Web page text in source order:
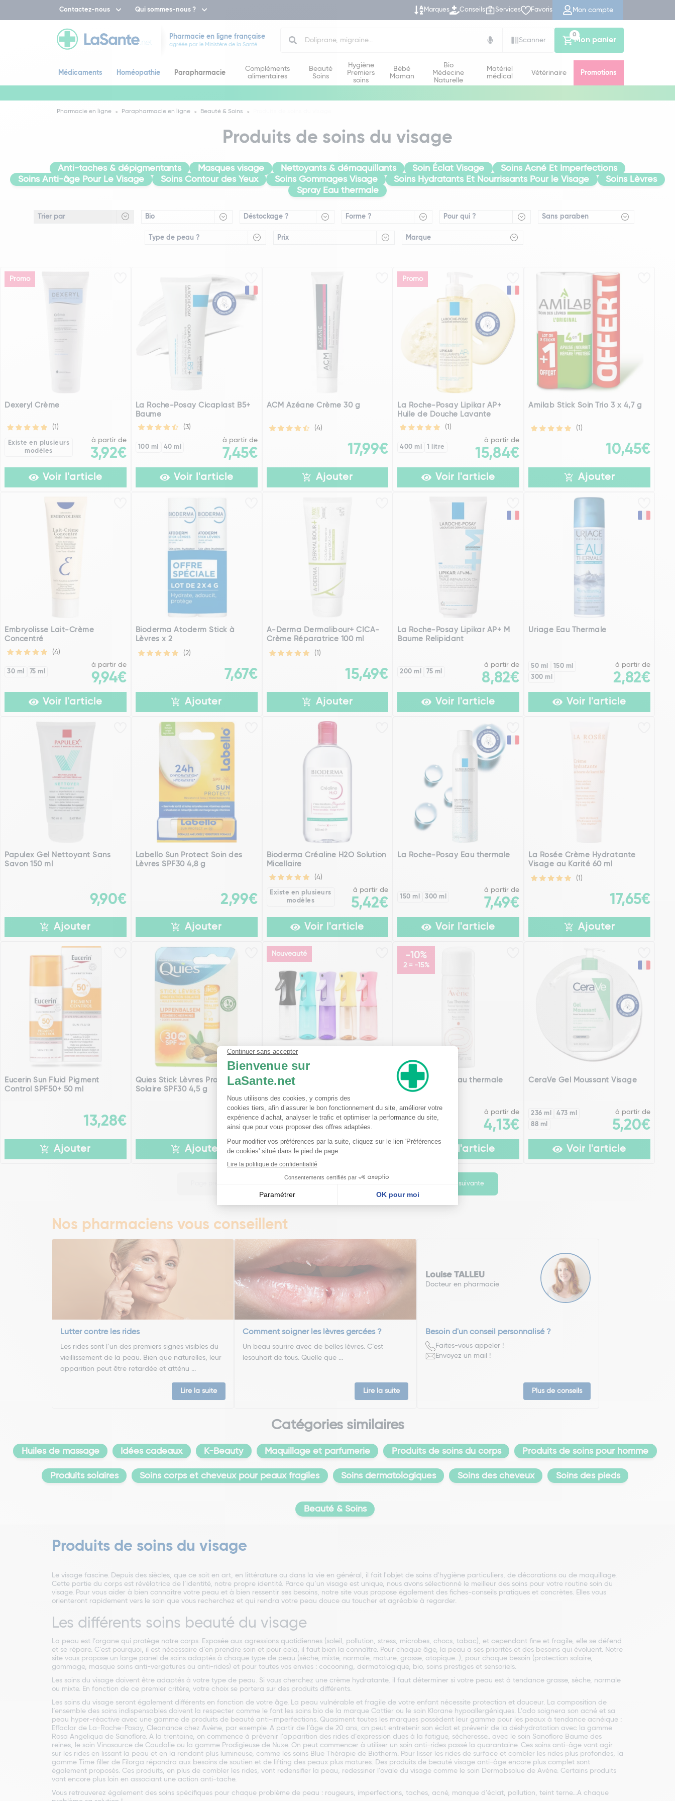
Contactez-nous Qui sommes-nous ? Marques Conseils Services Favoris Mon compte
Pharmacie en ligne française
agréée par le Ministère de la Santé
Scanner
Mon panier
0
Médicaments Homéopathie Parapharmacie
Compléments
alimentaires
Beauté
Soins
Hygiène
Premiers
soins
Bébé
Maman
Bio
Médecine
Naturelle
Matériel
médical
Vétérinaire Promotions
Pharmacie en ligne Parapharmacie en ligne Beauté & Soins
Produits de soins du visage
Anti-taches & dépigmentants Masques visage Nettoyants & démaquillants Soin Éclat Visage
Soins Acné Et Imperfections
Soins Anti-âge Pour Le Visage
Soins Contour des Yeux Soins Gommages Visage Soins Hydratants Et Nourrissants Pour le Visage
Soins Lèvres
Spray Eau thermale
Bio Déstockage ? Forme ? Pour qui ? Sans paraben
Type de peau ? Prix Marque
Promo
Dexeryl Crème
(1)
Existe en plusieurs
modèles
à partir de
3,92€
Voir l'article
La Roche-Posay Cicaplast B5+
Baume
(3)
100 ml 40 ml
à partir de
7,45€
Voir l'article
ACM Azéane Crème 30 g
(4)
17,99€
Ajouter
Promo
La Roche-Posay Lipikar AP+
Huile de Douche Lavante
(1)
400 ml 1 litre
à partir de
15,84€
Voir l'article
Amilab Stick Soin Trio 3 x 4,7 g
(1)
10,45€
Ajouter
Embryolisse Lait-Crème
Concentré
(4)
30 ml 75 ml
à partir de
9,94€
Voir l'article
Bioderma Atoderm Stick à
Lèvres x 2
(2)
7,67€
Ajouter
A-Derma Dermalibour+ CICA-
Crème Réparatrice 100 ml
(1)
15,49€
Ajouter
La Roche-Posay Lipikar AP+ M
Baume Relipidant
200 ml 75 ml
à partir de
8,82€
Voir l'article
Uriage Eau Thermale
50 ml
150 ml
300 ml
à partir de
2,82€
Voir l'article
Papulex Gel Nettoyant Sans
Savon 150 ml
9,90€
Ajouter
Labello Sun Protect Soin des
Lèvres SPF30 4,8 g
2,99€
Ajouter
Bioderma Créaline H2O Solution
Micellaire
(4)
Existe en plusieurs
modèles
à partir de
5,42€
Voir l'article
La Roche-Posay Eau thermale
150 ml 300 ml
à partir de
7,49€
Voir l'article
La Rosée Crème Hydratante
Visage au Karité 60 ml
(1)
17,65€
Ajouter
Eucerin Sun Fluid Pigment
Control SPF50+ 50 ml
13,28€
Ajouter
Quies Stick Lèvres Protection
Solaire SPF30 4,5 g
2,95€
Ajouter
Nouveauté
Brumisateur Rechargeable 200
6,90€
Ajouter
-10%
2 = -15%
Avène Aérosol Eau thermale
150 ml
à partir de
4,13€
Voir l'article
CeraVe Gel Moussant Visage
236 ml
473 ml
88 ml
à partir de
5,20€
Voir l'article
Page suivante
Nos pharmaciens vous conseillent
Lutter contre les rides
Les rides sont l’un des premiers signes visibles du
vieillissement de la peau. Bien que naturelles, leur
apparition peut être retardée et atténu ...
Lire la suite
Comment soigner les lèvres gercées ?
Un beau sourire avec de belles lèvres. C’est
lesouhait de tous. Quelle que ...
Lire la suite
Louise TALLEU
Docteur en pharmacie
Besoin d'un conseil personnalisé ?
Faites-vous appeler !
Envoyez un mail !
Plus de conseils
Catégories similaires
Huiles de massage Idées cadeaux K-Beauty Maquillage et parfumerie Produits de soins du corps Produits de soins pour homme
Produits solaires Soins corps et cheveux pour peaux fragiles Soins dermatologiques Soins des cheveux Soins des pieds
Beauté & Soins
Produits de soins du visage
Le visage fascine. Depuis des siècles, que ce soit en art, en littérature ou dans la vie en général, il fait l'objet de soins d'hygiène particuliers, de décorations ou de maquillage.
Cette partie du corps est révélatrice de l’identité, notre propre identité. Parce qu’un visage est unique, nous avons sélectionné le meilleur des soins pour votre routine soin du
visage. Pour vous aider à bien connaitre votre peau et à bien ressentir ses besoins, notre site vous propose également des fiches-conseils pratiques et concrètes. Elles vous
orienteront rapidement vers le soin que vous recherchez et qui rendra votre peau douce au toucher et agréable à regarder.
Les différents soins beauté du visage
La peau est l’organe qui protège notre corps. Exposée aux agressions quotidiennes (soleil, pollution, stress, microbes, chocs, tabac), et cependant fine et fragile, elle se défend
et se répare. C’est pourquoi, il est nécessaire d’en prendre soin et pour cela, il faut bien la connaître. Pour chaque âge, la peau a ses priorités et des besoins qui évoluent. Notre
site vous propose un large panel de soins adaptés à chaque type de peau (sèche, mixte, normale, mature, grasse, atopique…), pour chaque besoin (protection solaire,
gommage, masque soins anti-vergetures ou anti-rides) et pour toutes vos envies : cocooning, dermatologique, bio, soins prestiges et sensoriels.
Les soins du visage doivent être adaptés à votre type de peau. Si vous cherchez une crème hydratante, il faut déterminer si votre peau est à tendance grasse, sèche, normale
ou mixte. En fonction de ce premier critère, votre choix se portera sur des produits différents.
Les soins du visage seront également différents en fonction de votre âge. La peau vulnérable et fragile de votre enfant nécessite protection et douceur. La composition de
l’ensemble des soins indispensables doivent la respecter comme le font les soins bio de la marque Cattier ou le soin Klorane hypoallergéniques. L’ado soignera son acné et sa
peau hyper-réactive avec une gamme de produits de beauté anti-imperfections. Quasiment toutes les marques possèdent leur gamme pour les peaux à tendance acnéique :
Effaclar de La-Roche-Posay, Cleanance chez Avène, par exemple. A partir de l’âge de 20 ans, on peut entretenir son éclat et prévenir de la déshydratation avec la gamme
Rosa Angeliqua de Sanoflore. A la trentaine, on commence à prévenir l’apparition des rides d’expression dues à la fatigue, sécheresse.. avec le soin Sanoflore Baume des
reines, le soin Vinosource de Caudalie ou la gamme Prodigieuse de Nuxe. On peut commencer à utiliser un soin anti-rides passé la quarantaine. Ces soins anti-âge vont agir
sur les rides en lissant la peau et en la rendant plus lumineuse, comme les soins Blue Thérapie de Biotherm. Pour lisser les rides de surface et combler les rides plus profondes, la
gamme Time filler de Filorga répondra aux besoins de soutien et de lifting des peaux plus matures. Des produits de beauté visage anti-âge encore plus complet sont
également proposés. Ces produits, en plus de combler les rides, vont redensifier la peau, redessiner l’ovale du visage comme le soin Dermabsolue de Avène. Certains produits
vont encore plus loin en associant une action anti-tache.
Vous retrouverez également des soins spécifiques pour chaque problème de peau : rougeurs, imperfections, taches, acné, manque d’éclat, pollution, teint terne…A chaque